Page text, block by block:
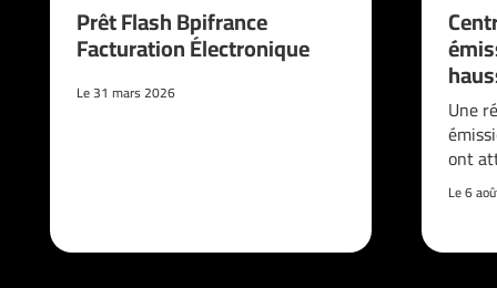
Prêt Flash Bpifrance
Facturation Électronique
Le 31 mars 2026
Une
ont
Le 6